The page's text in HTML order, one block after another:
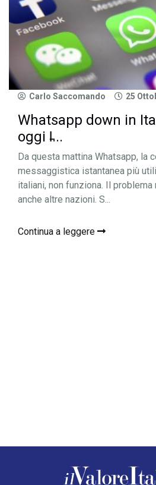
Carlo Saccomando 25
Whatsapp down in
oggi l̵...
Da questa mattina Whatsapp, la
messaggistica istantanea più
italiani, non funziona. Il problema
anche altre nazioni. S...
Continua a leggere